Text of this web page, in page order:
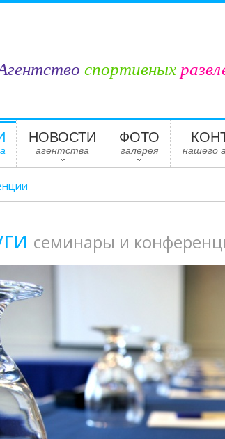
спортивных
НОВОСТИ
агентства
ФОТО
галерея нашего
семинары и